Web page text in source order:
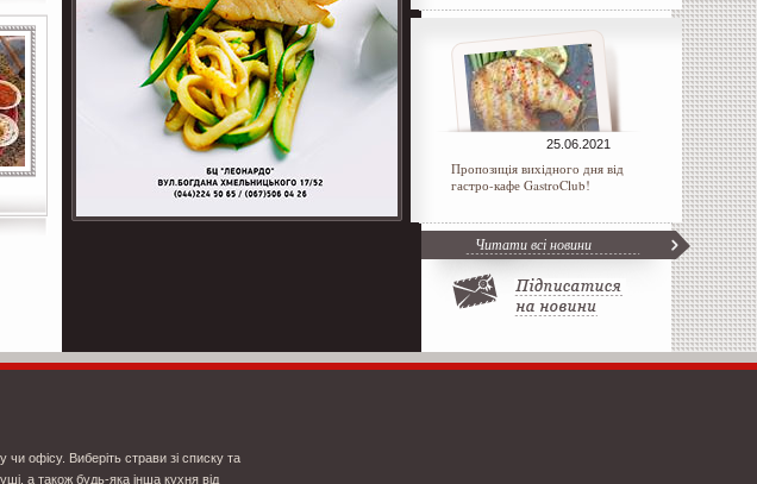
25.06.2021
Пропозиція вихідного дня від
гастро-кафе GastroClub!
Читати всі новини
офісу. Виберіть страви зі списку та
а також будь-яка інша кухня від